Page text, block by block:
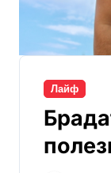
Лайф